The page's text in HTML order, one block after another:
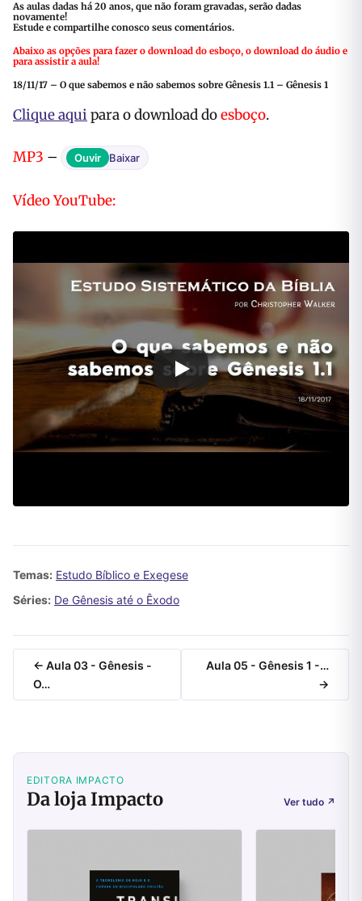
As aulas dadas há 20 anos, que não foram gravadas, serão dadas
novamente!
Estude e compartilhe conosco seus comentários.
Abaixo as opções para fazer o download do esboço, o download do áudio e
para assistir a aula!
18/11/17 – O que sabemos e não sabemos sobre Gênesis 1.1 – Gênesis 1
Clique aqui para o download doesboço.
MP3 – Ouvir Baixar
Vídeo YouTube:
Temas: Estudo Bíblico e Exegese
Séries: De Gênesis até o Êxodo
← Aula 03 - Gênesis -
O…
Aula 05 - Gênesis 1 -…
→
EDITORA IMPACTO
Da loja Impacto Ver tudo ↗